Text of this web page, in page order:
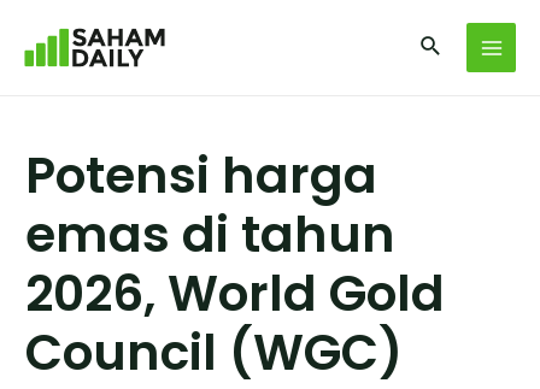
Potensi harga
emas di tahun
2026, World Gold
Council (WGC)